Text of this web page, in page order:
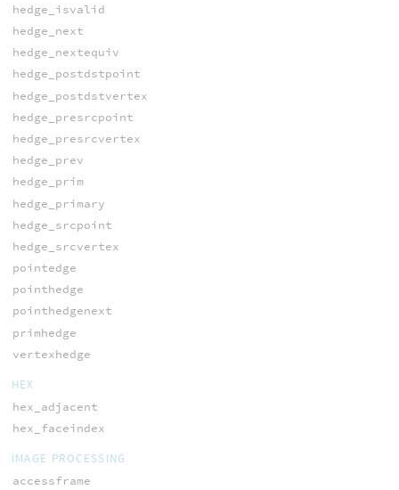
hedge_isvalid
hedge_next
hedge_nextequiv
hedge_postdstpoint
hedge_postdstvertex
hedge_presrcpoint
hedge_presrcvertex
hedge_prev
hedge_prim
hedge_primary
hedge_srcpoint
hedge_srcvertex
pointedge
pointhedge
pointhedgenext
primhedge
vertexhedge
HEX
hex_adjacent
hex_faceindex
IMAGE PROCESSING
accessframe